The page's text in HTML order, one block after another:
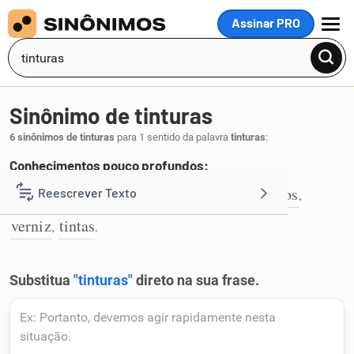
Assinar PRO
MENU
Reescrever Texto
Resumir Texto
Corrigir Texto
Detector de IA
Sinônimo de tinturas
6 sinônimos de tinturas para 1 sentido da palavra tinturas:
Conhecimentos pouco profundos:
1 superfície,rudimentos laivos,
verniz, tintas.